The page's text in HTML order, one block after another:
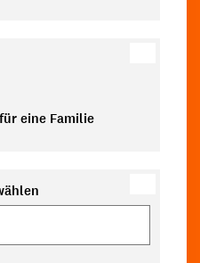
eine Familie